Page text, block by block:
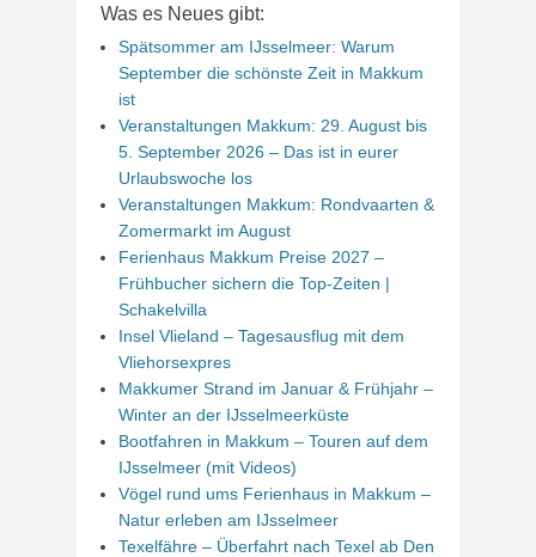
Was es Neues gibt:
Spätsommer am IJsselmeer: Warum
September die schönste Zeit in Makkum
ist
Veranstaltungen Makkum: 29. August bis
5. September 2026 – Das ist in eurer
Urlaubswoche los
Veranstaltungen Makkum: Rondvaarten &
Zomermarkt im August
Ferienhaus Makkum Preise 2027 –
Frühbucher sichern die Top-Zeiten |
Schakelvilla
Insel Vlieland – Tagesausflug mit dem
Vliehorsexpres
Makkumer Strand im Januar & Frühjahr –
Winter an der IJsselmeerküste
Bootfahren in Makkum – Touren auf dem
IJsselmeer (mit Videos)
Vögel rund ums Ferienhaus in Makkum –
Natur erleben am IJsselmeer
Texelfähre – Überfahrt nach Texel ab Den